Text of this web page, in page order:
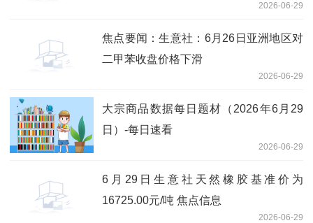
2026-06-29
焦点要闻：生意社：6月26日亚洲地区对
二甲苯收盘价格下滑
2026-06-29
大宗商品数据每日题材（2026年6月29
日）​-每日速看
2026-06-29
6月29日生意社天然橡胶基准价为
16725.00元/吨 焦点信息
2026-06-29